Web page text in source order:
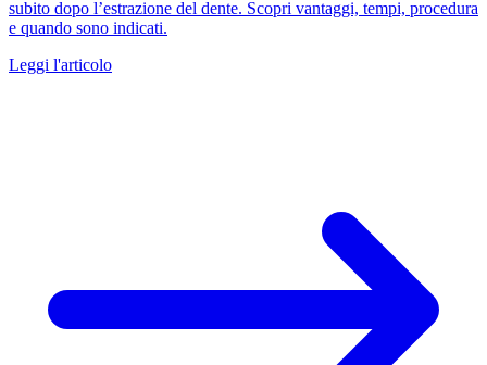
subito dopo l’estrazione del dente. Scopri vantaggi, tempi, procedura
e quando sono indicati.
Leggi l'articolo